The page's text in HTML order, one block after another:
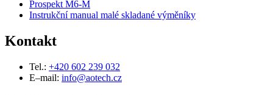
Prospekt M6-M
Instrukční manual malé skladané výměníky
Kontakt
Tel.: +420 602 239 032
E–mail: info@aotech.cz